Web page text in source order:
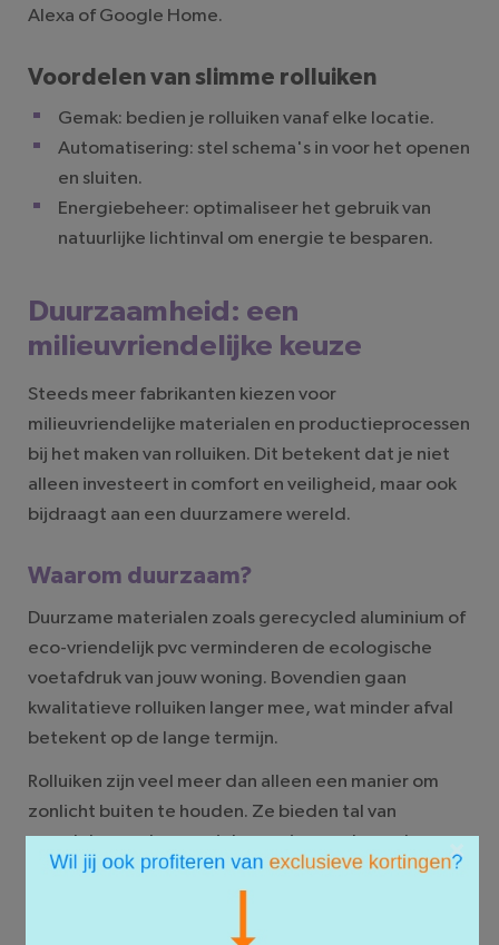
Alexa of Google Home.
Voordelen van slimme rolluiken
Gemak: bedien je rolluiken vanaf elke locatie.
Automatisering: stel schema's in voor het openen
en sluiten.
Energiebeheer: optimaliseer het gebruik van
natuurlijke lichtinval om energie te besparen.
Duurzaamheid: een
milieuvriendelijke keuze
Steeds meer fabrikanten kiezen voor
milieuvriendelijke materialen en productieprocessen
bij het maken van rolluiken. Dit betekent dat je niet
alleen investeert in comfort en veiligheid, maar ook
bijdraagt aan een duurzamere wereld.
Waarom duurzaam?
Duurzame materialen zoals gerecycled aluminium of
eco-vriendelijk pvc verminderen de ecologische
voetafdruk van jouw woning. Bovendien gaan
kwalitatieve rolluiken langer mee, wat minder afval
betekent op de lange termijn.
Rolluiken zijn veel meer dan alleen een manier om
zonlicht buiten te houden. Ze bieden tal van
voordelen zoals energiebesparing, verhoogde
veiligheid, geluidsisolatie en gebruiksgemak door
×